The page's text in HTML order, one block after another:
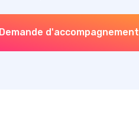
Demande d'accompagnement